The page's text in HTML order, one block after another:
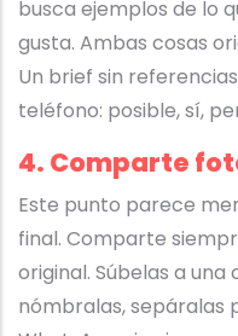
busca ejemplos de lo
gusta. Ambas cosas
Un brief sin
teléfono: posible, sí,
4. Comparte
Este punto parece
final. Comparte
original. Súbelas a
nómbralas, sepáralas